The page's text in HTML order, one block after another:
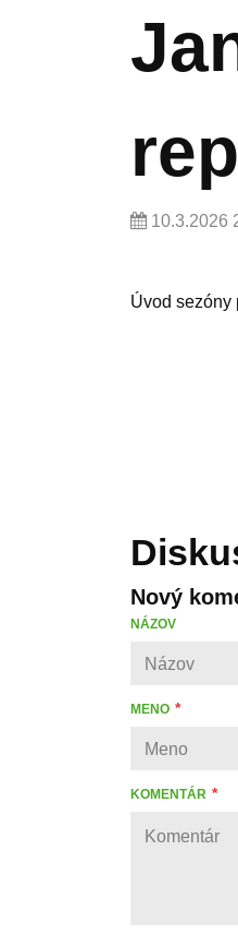
10.3.2026
Úvod sezóny
Nový
NÁZOV
MENO
KOMENTÁR